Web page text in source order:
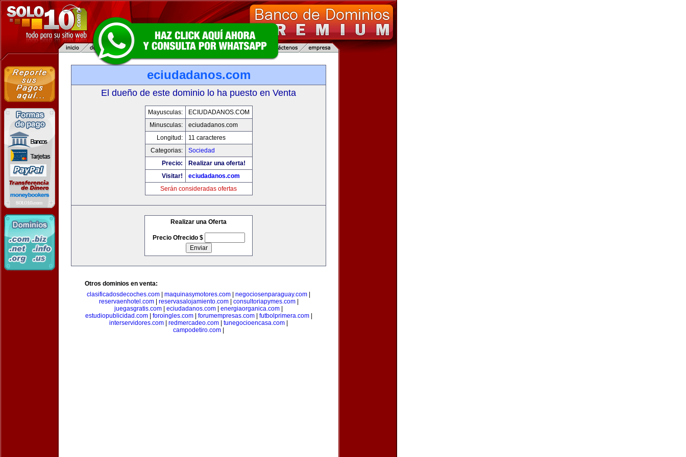
eciudadanos.com
El dueño de este dominio lo ha puesto en Venta
Mayusculas:
ECIUDADANOS.COM
Minusculas:
eciudadanos.com
Longitud:
11 caracteres
Categorias:
Sociedad
Precio:
Realizar una oferta!
Visitar!
eciudadanos.com
Serán consideradas ofertas
Realizar una Oferta
Precio Ofrecido $
Otros dominios en venta:
clasificadosdecoches.com
maquinasymotores.com negociosenparaguay.com
reservaenhotel.com| reservasalojamiento.com| consultoriapymes.com|
juegasgratis.com
eciudadanos.com energiaorganica.com
estudiopublicidad.com| foroingles.com| forumempresas.com| futbolprimera.com|
interservidores.com
redmercadeo.com tunegocioencasa.com
campodetiro.com